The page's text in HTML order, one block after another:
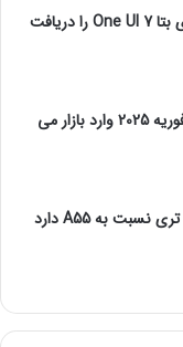
گوشی Galaxy A55 بزودی بتا One UI 7 را دریافت
گلکسی اس 25 اسلیم در فوریه 2025 وارد بازار می